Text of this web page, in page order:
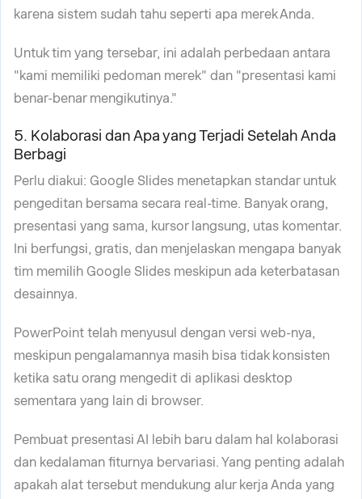
karena sistem sudah tahu seperti apa merek Anda.
Untuk tim yang tersebar, ini adalah perbedaan antara
"kami memiliki pedoman merek" dan "presentasi kami
benar-benar mengikutinya."
5. Kolaborasi dan Apa yang Terjadi Setelah Anda
Berbagi
Perlu diakui: Google Slides menetapkan standar untuk
pengeditan bersama secara real-time. Banyak orang,
presentasi yang sama, kursor langsung, utas komentar.
Ini berfungsi, gratis, dan menjelaskan mengapa banyak
tim memilih Google Slides meskipun ada keterbatasan
desainnya.
PowerPoint telah menyusul dengan versi web-nya,
meskipun pengalamannya masih bisa tidak konsisten
ketika satu orang mengedit di aplikasi desktop
sementara yang lain di browser.
Pembuat presentasi AI lebih baru dalam hal kolaborasi
dan kedalaman fiturnya bervariasi. Yang penting adalah
apakah alat tersebut mendukung alur kerja Anda yang